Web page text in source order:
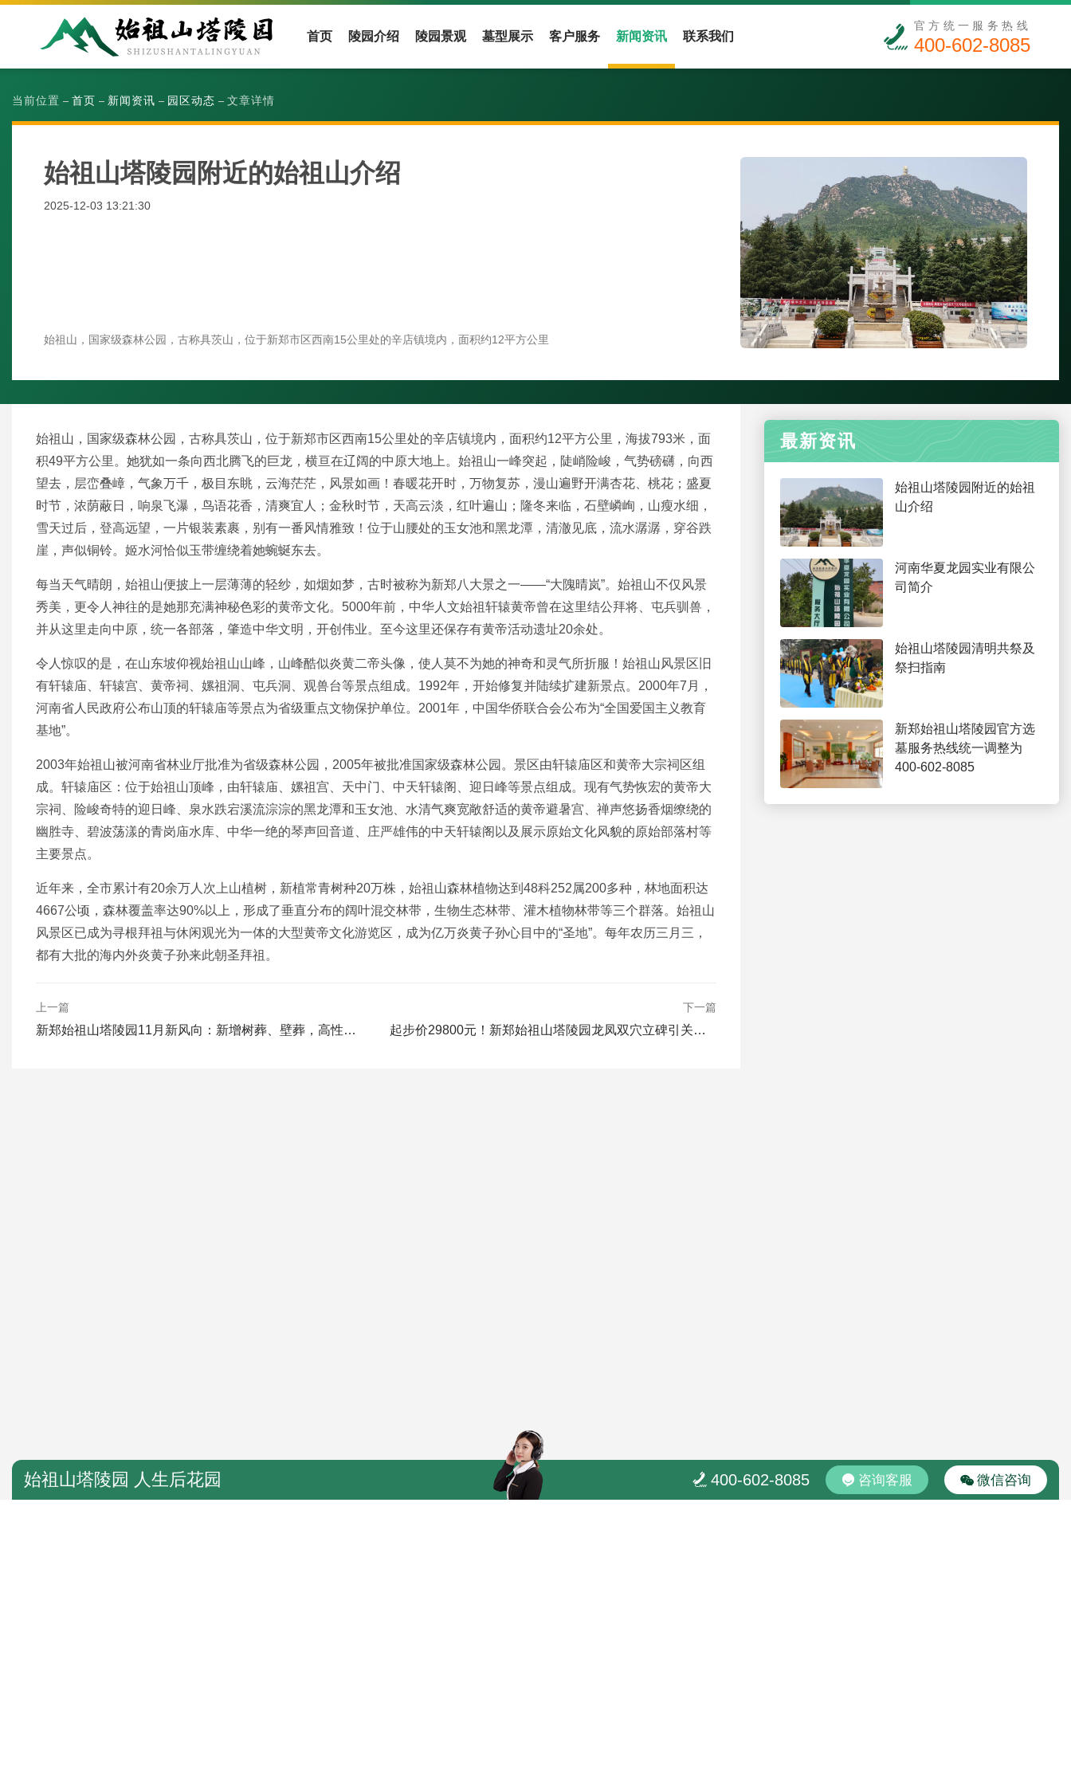
首页 陵园介绍 陵园景观 墓型展示 客户服务 新闻资讯 联系我们
官方统一服务热线
400-602-8085
当前位置 首页 新闻资讯 园区动态 文章详情
始祖山塔陵园附近的始祖山介绍
2025-12-03 13:21:30
始祖山，国家级森林公园，古称具茨山，位于新郑市区西南15公里处的辛店镇境内，面积约12平方公里
始祖山，国家级森林公园，古称具茨山，位于新郑市区西南15公里处的辛店镇境内，面积约12平方公里，海拔793米，面
积49平方公里。她犹如一条向西北腾飞的巨龙，横亘在辽阔的中原大地上。始祖山一峰突起，陡峭险峻，气势磅礴，向西
望去，层峦叠嶂，气象万千，极目东眺，云海茫茫，风景如画！春暖花开时，万物复苏，漫山遍野开满杏花、桃花；盛夏
时节，浓荫蔽日，响泉飞瀑，鸟语花香，清爽宜人；金秋时节，天高云淡，红叶遍山；隆冬来临，石壁嶙峋，山瘦水细，
雪天过后，登高远望，一片银装素裹，别有一番风情雅致！位于山腰处的玉女池和黑龙潭，清澈见底，流水潺潺，穿谷跌
崖，声似铜铃。姬水河恰似玉带缠绕着她蜿蜒东去。
每当天气晴朗，始祖山便披上一层薄薄的轻纱，如烟如梦，古时被称为新郑八大景之一——“大隗晴岚”。始祖山不仅风景
秀美，更令人神往的是她那充满神秘色彩的黄帝文化。5000年前，中华人文始祖轩辕黄帝曾在这里结公拜将、屯兵驯兽，
并从这里走向中原，统一各部落，肇造中华文明，开创伟业。至今这里还保存有黄帝活动遗址20余处。
令人惊叹的是，在山东坡仰视始祖山山峰，山峰酷似炎黄二帝头像，使人莫不为她的神奇和灵气所折服！始祖山风景区旧
有轩辕庙、轩辕宫、黄帝祠、嫘祖洞、屯兵洞、观兽台等景点组成。1992年，开始修复并陆续扩建新景点。2000年7月，
河南省人民政府公布山顶的轩辕庙等景点为省级重点文物保护单位。2001年，中国华侨联合会公布为“全国爱国主义教育
基地”。
2003年始祖山被河南省林业厅批准为省级森林公园，2005年被批准国家级森林公园。景区由轩辕庙区和黄帝大宗祠区组
成。轩辕庙区：位于始祖山顶峰，由轩辕庙、嫘祖宫、天中门、中天轩辕阁、迎日峰等景点组成。现有气势恢宏的黄帝大
宗祠、险峻奇特的迎日峰、泉水跌宕溪流淙淙的黑龙潭和玉女池、水清气爽宽敞舒适的黄帝避暑宫、禅声悠扬香烟缭绕的
幽胜寺、碧波荡漾的青岗庙水库、中华一绝的琴声回音道、庄严雄伟的中天轩辕阁以及展示原始文化风貌的原始部落村等
主要景点。
近年来，全市累计有20余万人次上山植树，新植常青树种20万株，始祖山森林植物达到48科252属200多种，林地面积达
4667公顷，森林覆盖率达90%以上，形成了垂直分布的阔叶混交林带，生物生态林带、灌木植物林带等三个群落。始祖山
风景区已成为寻根拜祖与休闲观光为一体的大型黄帝文化游览区，成为亿万炎黄子孙心目中的“圣地”。每年农历三月三，
都有大批的海内外炎黄子孙来此朝圣拜祖。
上一篇
新郑始祖山塔陵园11月新风向：新增树葬、壁葬，高性价比诠释“归自然”
下一篇
起步价29800元！新郑始祖山塔陵园龙凤双穴立碑引关注，亲民价格重塑生命尊严
最新资讯
始祖山塔陵园附近的始祖
山介绍
河南华夏龙园实业有限公
司简介
始祖山塔陵园清明共祭及
祭扫指南
新郑始祖山塔陵园官方选
墓服务热线统一调整为
400-602-8085
始祖山塔陵园 人生后花园 400-602-8085 咨询客服 微信咨询